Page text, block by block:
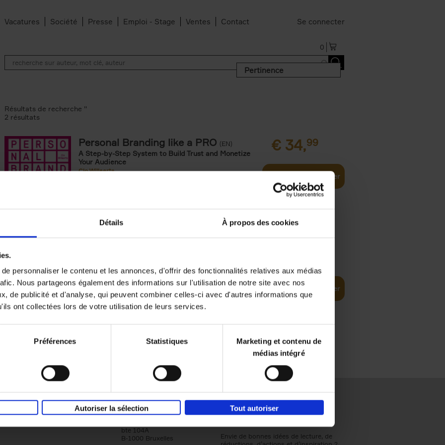
Détails À propos des cookies
personnaliser le contenu et les annonces, d'offrir des fonctionnalités relatives aux médias
Nous partageons également des informations sur l'utilisation de notre site avec nos
de publicité et d'analyse, qui peuvent combiner celles-ci avec d'autres informations que
ont collectées lors de votre utilisation de leurs services.
Préférences Statistiques
Marketing et contenu de
médias intégré
Autoriser la sélection Tout autoriser
Vacatures Société Presse Emploi - Stage Ventes Contact Se connecter
0
Pertinence
Résultats de recherche ''
2 résultats
Personal Branding like a PRO (EN)
A Step-by-Step System to Build Trust and Monetize
Your Audience
Clo Willaerts
€ 34,99
Ajouter au panier
Planning to Promoting
Clo Willaerts
Couverture souple
352 Ajouter au panier
Société
Qui sommes-nous?
Éditions Racine
Tour & Taxis
bte 104A
B-1000 Bruxelles
Envie de bonnes idées de lecture, de